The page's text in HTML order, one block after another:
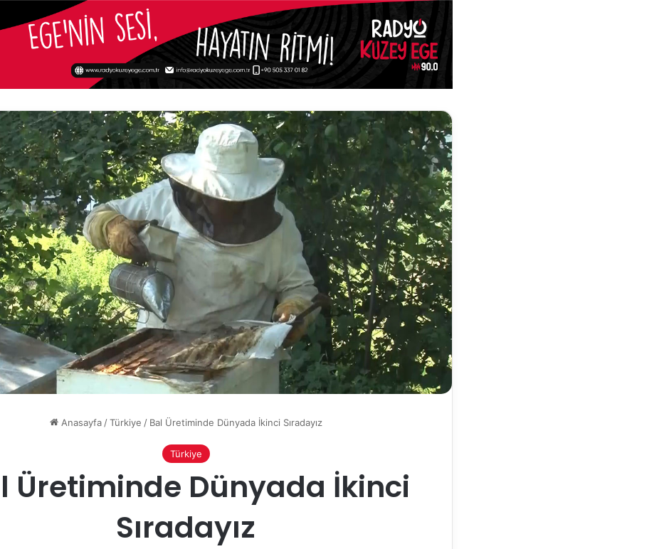
Anasayfa / Türkiye / Bal Üretiminde Dünyada İkinci Sıradayız
Türkiye
Üretiminde Dünyada İkinci
Sıradayız